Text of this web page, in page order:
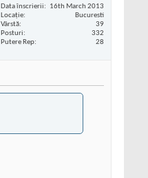
Data înscrierii
16th March 2013
Locaţie
Bucuresti
Vârstă
39
Posturi
332
Putere Rep
28